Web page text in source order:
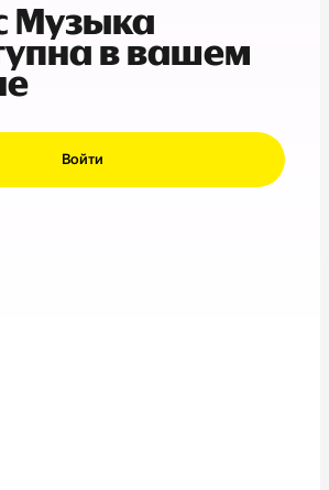
Музыка
в вашем
Войти